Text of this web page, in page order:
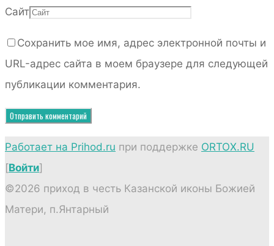
Сайт
Сохранить мое имя, адрес электронной почты и
URL-адрес сайта в моем браузере для следующей
публикации комментария.
Работает на Prihod.ru при поддержке ORTOX.RU
[Войти]
©2026 приход в честь Казанской иконы Божией
Матери, п.Янтарный